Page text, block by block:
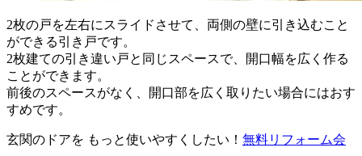
2枚の戸を左右にスライドさせて、両側の壁に引き込むこと
ができる引き戸です。
2枚建ての引き違い戸と同じスペースで、開口幅を広く作る
ことができます。
前後のスペースがなく、開口部を広く取りたい場合にはおす
すめです。
玄関のドアを もっと使いやすくしたい！ 無料リフォーム会